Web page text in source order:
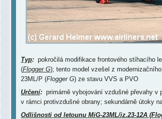
Typ:pokročilá modifikace frontového stíhacího
(Flogger G); tento model vzešel z
23ML/P (Flogger G) ze stavu VVS a PVO
Určení:primárně vybojování vzdušné převahy v
v rámci protivzdušné obrany; sekundárně útoky
Odlišnosti od letounu MiG-23ML/iz.23-12A